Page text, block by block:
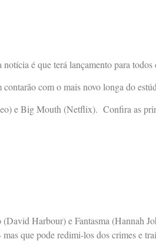
é que terá lançamento para todos
com o mais novo longa do
e Big Mouth (Netflix). Confira as
Harbour) e Fantasma (Hannah
que pode redimi-los dos crimes e